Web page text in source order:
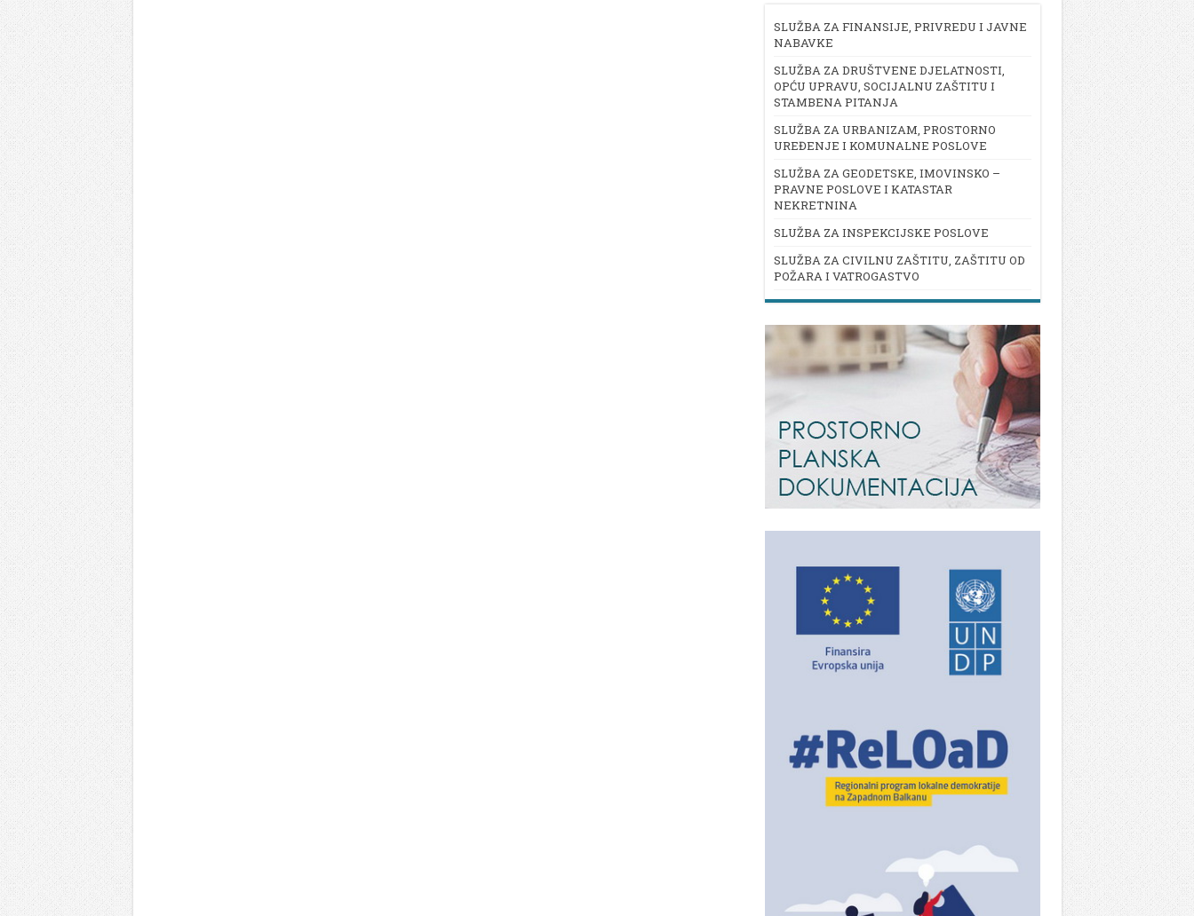
SLUŽBA ZA FINANSIJE, PRIVREDU I JAVNE
NABAVKE
SLUŽBA ZA DRUŠTVENE DJELATNOSTI,
OPĆU UPRAVU, SOCIJALNU ZAŠTITU I
STAMBENA PITANJA
SLUŽBA ZA URBANIZAM, PROSTORNO
UREĐENJE I KOMUNALNE POSLOVE
SLUŽBA ZA GEODETSKE, IMOVINSKO –
PRAVNE POSLOVE I KATASTAR
NEKRETNINA
SLUŽBA ZA INSPEKCIJSKE POSLOVE
SLUŽBA ZA CIVILNU ZAŠTITU, ZAŠTITU OD
POŽARA I VATROGASTVO